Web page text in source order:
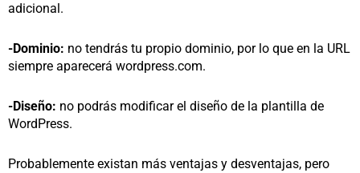
adicional.
-Dominio: no tendrás tu propio dominio, por lo que en la URL
siempre aparecerá wordpress.com.
-Diseño: no podrás modificar el diseño de la plantilla de
WordPress.
Probablemente existan más ventajas y desventajas, pero